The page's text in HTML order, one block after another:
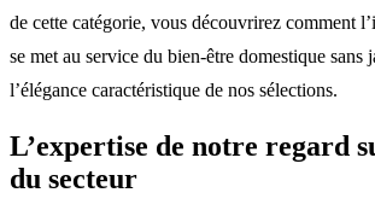
de cette catégorie, vous découvrirez comment
se met au service du bien-être domestique sans
l’élégance caractéristique de nos sélections.
L’expertise de notre regard
du secteur